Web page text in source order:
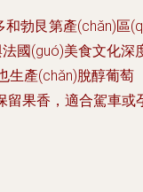
勃艮第產(chǎn)區
國(guó)美食文化深
生產(chǎn)脫醇葡萄
留果香，適合駕車或